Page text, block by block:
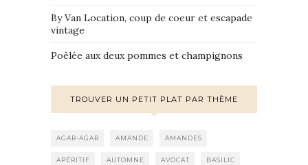
By Van Location, coup de coeur et escapade
vintage
Poêlée aux deux pommes et champignons
TROUVER UN PETIT PLAT PAR THÈME
AGAR-AGAR AMANDE AMANDES
APÉRITIF AUTOMNE AVOCAT BASILIC